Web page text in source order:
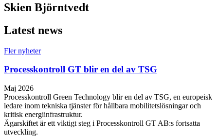
Skien Björntvedt
Latest news
Fler nyheter
Processkontroll GT blir en del av TSG
Maj 2026
Processkontroll Green Technology blir en del av TSG, en europeisk
ledare inom tekniska tjänster för hållbara mobilitetslösningar och
kritisk energiinfrastruktur.
Ägarskiftet är ett viktigt steg i Processkontroll GT AB:s fortsatta
utveckling.